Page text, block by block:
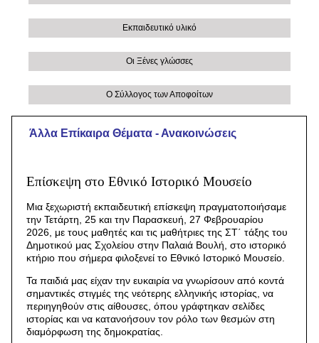
Εκπαιδευτικό υλικό
Οι Ξένες γλώσσες
Ο Σύλλογος των Αποφοίτων
Άλλα Eπίκαιρα Θέματα - Ανακοινώσεις
Επίσκεψη στο Εθνικό Ιστορικό Μουσείο
Μια ξεχωριστή εκπαιδευτική επίσκεψη πραγματοποιήσαμε
την Τετάρτη, 25 και την Παρασκευή, 27 Φεβρουαρίου
2026, με τους μαθητές και τις μαθήτριες της ΣΤ΄ τάξης του
Δημοτικού μας Σχολείου στην Παλαιά Βουλή, στο ιστορικό
κτήριο που σήμερα φιλοξενεί το Εθνικό Ιστορικό Μουσείο.
Τα παιδιά μας είχαν την ευκαιρία να γνωρίσουν από κοντά
σημαντικές στιγμές της νεότερης ελληνικής ιστορίας, να
περιηγηθούν στις αίθουσες, όπου γράφτηκαν σελίδες
ιστορίας και να κατανοήσουν τον ρόλο των θεσμών στη
διαμόρφωση της δημοκρατίας.